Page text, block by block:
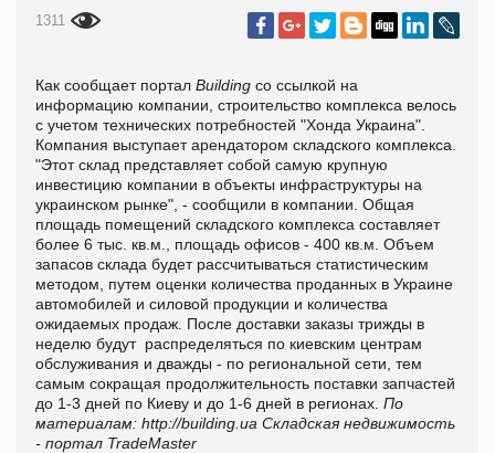
1311
Как сообщает портал Building со ссылкой на
информацию компании, строительство комплекса велось
с учетом технических потребностей "Хонда Украина".
Компания выступает арендатором складского комплекса.
"Этот склад представляет собой самую крупную
инвестицию компании в объекты инфраструктуры на
украинском рынке", - сообщили в компании. Общая
площадь помещений складского комплекса составляет
более 6 тыс. кв.м., площадь офисов - 400 кв.м. Объем
запасов склада будет рассчитываться статистическим
методом, путем оценки количества проданных в Украине
автомобилей и силовой продукции и количества
ожидаемых продаж. После доставки заказы трижды в
неделю будут распределяться по киевским центрам
обслуживания и дважды - по региональной сети, тем
самым сокращая продолжительность поставки запчастей
до 1-3 дней по Киеву и до 1-6 дней в регионах. По
материалам: http://building.ua Складская недвижимость
- портал TradeMaster